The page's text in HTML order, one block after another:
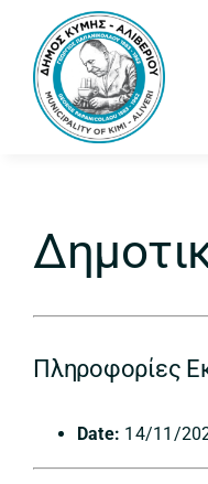
content
Πληροφορίες
Date: 14/11/